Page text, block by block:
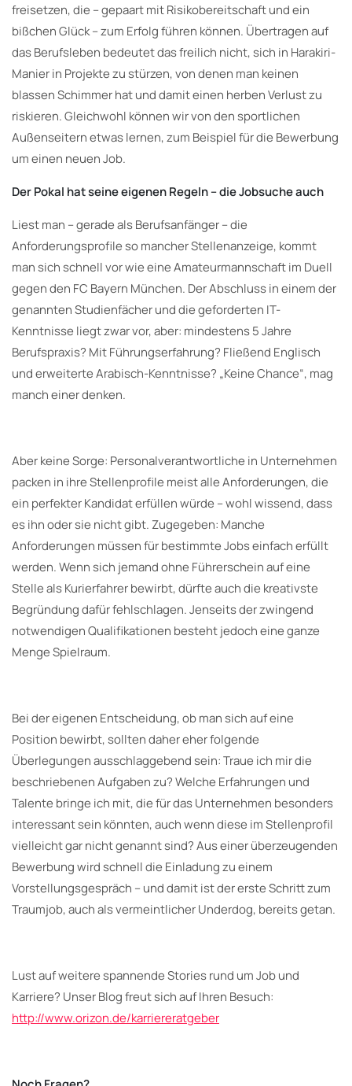
freisetzen, die – gepaart mit Risikobereitschaft und ein
bißchen Glück – zum Erfolg führen können. Übertragen auf
das Berufsleben bedeutet das freilich nicht, sich in Harakiri-
Manier in Projekte zu stürzen, von denen man keinen
blassen Schimmer hat und damit einen herben Verlust zu
riskieren. Gleichwohl können wir von den sportlichen
Außenseitern etwas lernen, zum Beispiel für die Bewerbung
um einen neuen Job.
Der Pokal hat seine eigenen Regeln – die Jobsuche auch
Liest man – gerade als Berufsanfänger – die
Anforderungsprofile so mancher Stellenanzeige, kommt
man sich schnell vor wie eine Amateurmannschaft im Duell
gegen den FC Bayern München. Der Abschluss in einem der
genannten Studienfächer und die geforderten IT-
Kenntnisse liegt zwar vor, aber: mindestens 5 Jahre
Berufspraxis? Mit Führungserfahrung? Fließend Englisch
und erweiterte Arabisch-Kenntnisse? „Keine Chance“, mag
manch einer denken.
Aber keine Sorge: Personalverantwortliche in Unternehmen
packen in ihre Stellenprofile meist alle Anforderungen, die
ein perfekter Kandidat erfüllen würde – wohl wissend, dass
es ihn oder sie nicht gibt. Zugegeben: Manche
Anforderungen müssen für bestimmte Jobs einfach erfüllt
werden. Wenn sich jemand ohne Führerschein auf eine
Stelle als Kurierfahrer bewirbt, dürfte auch die kreativste
Begründung dafür fehlschlagen. Jenseits der zwingend
notwendigen Qualifikationen besteht jedoch eine ganze
Menge Spielraum.
Bei der eigenen Entscheidung, ob man sich auf eine
Position bewirbt, sollten daher eher folgende
Überlegungen ausschlaggebend sein: Traue ich mir die
beschriebenen Aufgaben zu? Welche Erfahrungen und
Talente bringe ich mit, die für das Unternehmen besonders
interessant sein könnten, auch wenn diese im Stellenprofil
vielleicht gar nicht genannt sind? Aus einer überzeugenden
Bewerbung wird schnell die Einladung zu einem
Vorstellungsgespräch – und damit ist der erste Schritt zum
Traumjob, auch als vermeintlicher Underdog, bereits getan.
Lust auf weitere spannende Stories rund um Job und
Karriere? Unser Blog freut sich auf Ihren Besuch:
http://www.orizon.de/karriereratgeber